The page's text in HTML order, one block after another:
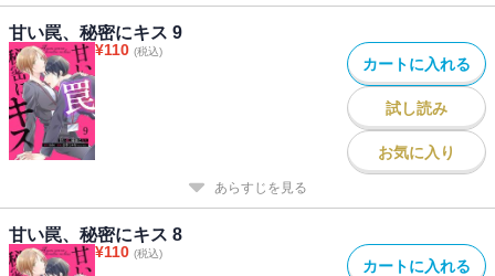
甘い罠、秘密にキス 9
¥110 (税込)
カートに入れる
試し読み
お気に入り
あらすじを見る
甘い罠、秘密にキス 8
¥110 (税込)
カートに入れる